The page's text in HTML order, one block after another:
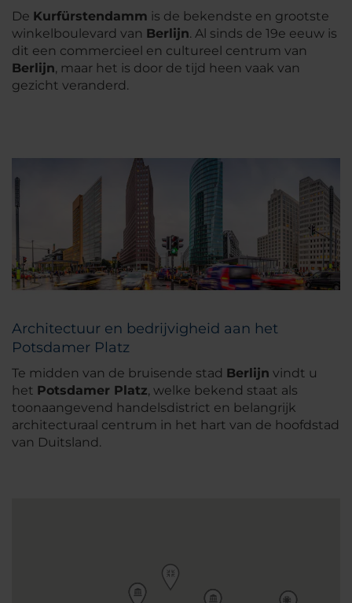
De Kurfürstendamm is de bekendste en grootste
winkelboulevard van Berlijn. Al sinds de 19e eeuw is
dit een commercieel en cultureel centrum van
Berlijn, maar het is door de tijd heen vaak van
gezicht veranderd.
Architectuur en bedrijvigheid aan het
Potsdamer Platz
Te midden van de bruisende stad Berlijn vindt u
het Potsdamer Platz, welke bekend staat als
toonaangevend handelsdistrict en belangrijk
architecturaal centrum in het hart van de hoofdstad
van Duitsland.